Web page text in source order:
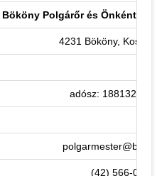
Bököny Polgárőr és Önkéntes
4231 Bököny, Kossuth
adósz: 18813261-
(42) 566-000